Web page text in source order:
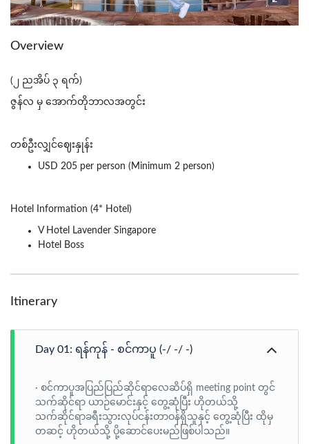
Overview
(၂ ညအိပ် ၃ ရက်)
ဇွန်လ မှ အောက်တိုဘာလအတွင်း
တစ်ဦးလျှင်ဈေးနှုန်း
USD 205 per person (Minimum 2 person)
Hotel Information (4* Hotel)
V Hotel Lavender Singapore
Hotel Boss
Itinerary
Day 01: ရန်ကုန် - စင်ကာပူ (-/ -/ -)
· စင်ကာပူအပြည်ပြည်ဆိုင်ရာလေဆိပ်ရှိ meeting point တွင်
သက်ဆိုင်ရာ ယာဉ်မောင်းနှင့် တွေ့ဆုံပြီး ဟိုတယ်သို့
သက်ဆိုင်ရာခရီးသွားလုပ်ငန်းတာဝန်ရှိသူနှင့် တွေ့ဆုံပြီး ထိုမှ
တဆင့် ဟိုတယ်သို့ ပို့ဆောင်ပေးမည်ဖြစ်ပါသည်။